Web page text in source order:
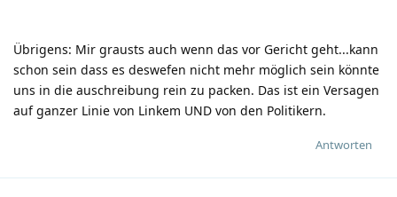
Übrigens: Mir grausts auch wenn das vor Gericht geht...kann
schon sein dass es deswefen nicht mehr möglich sein könnte
uns in die auschreibung rein zu packen. Das ist ein Versagen
auf ganzer Linie von Linkem UND von den Politikern.
Antworten